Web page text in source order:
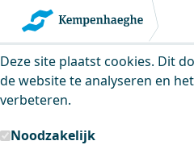
Kempenhaeghe
cookies
Deze site plaatst cookies. Dit
de website te analyseren en
verbeteren.
Noodzakelijk